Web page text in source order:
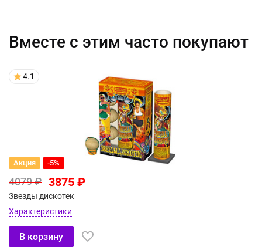
Вместе с этим часто покупают
4.1
Акция -5%
4079 ₽ 3875 ₽
Звезды дискотек
Характеристики
В корзину